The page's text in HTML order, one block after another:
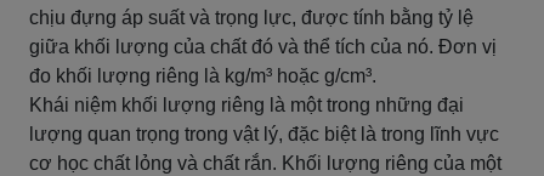
chịu đựng áp suất và trọng lực, được tính bằng tỷ lệ
giữa khối lượng của chất đó và thể tích của nó. Đơn vị
đo khối lượng riêng là kg/m³ hoặc g/cm³.
Khái niệm khối lượng riêng là một trong những đại
lượng quan trọng trong vật lý, đặc biệt là trong lĩnh vực
cơ học chất lỏng và chất rắn. Khối lượng riêng của một